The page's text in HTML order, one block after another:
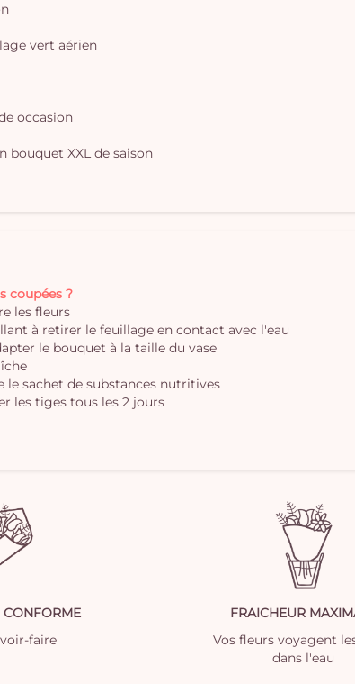
vert aérien
occasion
bouquet XXL de saison
coupées ?
les fleurs
à retirer le feuillage en contact avec l'eau
le bouquet à la taille du vase
le sachet de substances nutritives
les tiges tous les 2 jours
CONFORME
faire
FRAICHEUR
Vos fleurs voyagent
dans l'eau